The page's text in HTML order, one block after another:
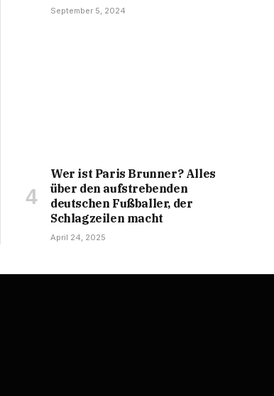
September 5, 2024
Wer ist Paris Brunner? Alles
über den aufstrebenden
deutschen Fußballer, der
Schlagzeilen macht
April 24, 2025